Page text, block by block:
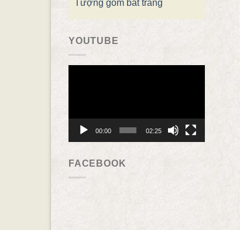
Tượng gốm bát tràng
YOUTUBE
00:00 02:25
FACEBOOK